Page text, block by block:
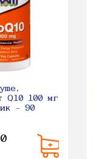
Q10 100 мг
- 90